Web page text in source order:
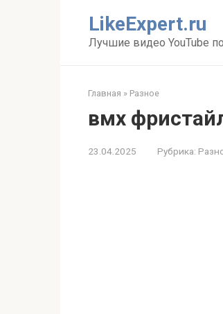
LikeExpert.ru
Лучшие видео YouTube
Главная » Разное
вмх
23.04.2025 Рубрика: